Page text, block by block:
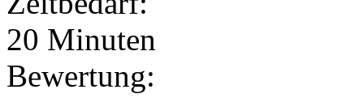
20 Minuten
Bewertung: